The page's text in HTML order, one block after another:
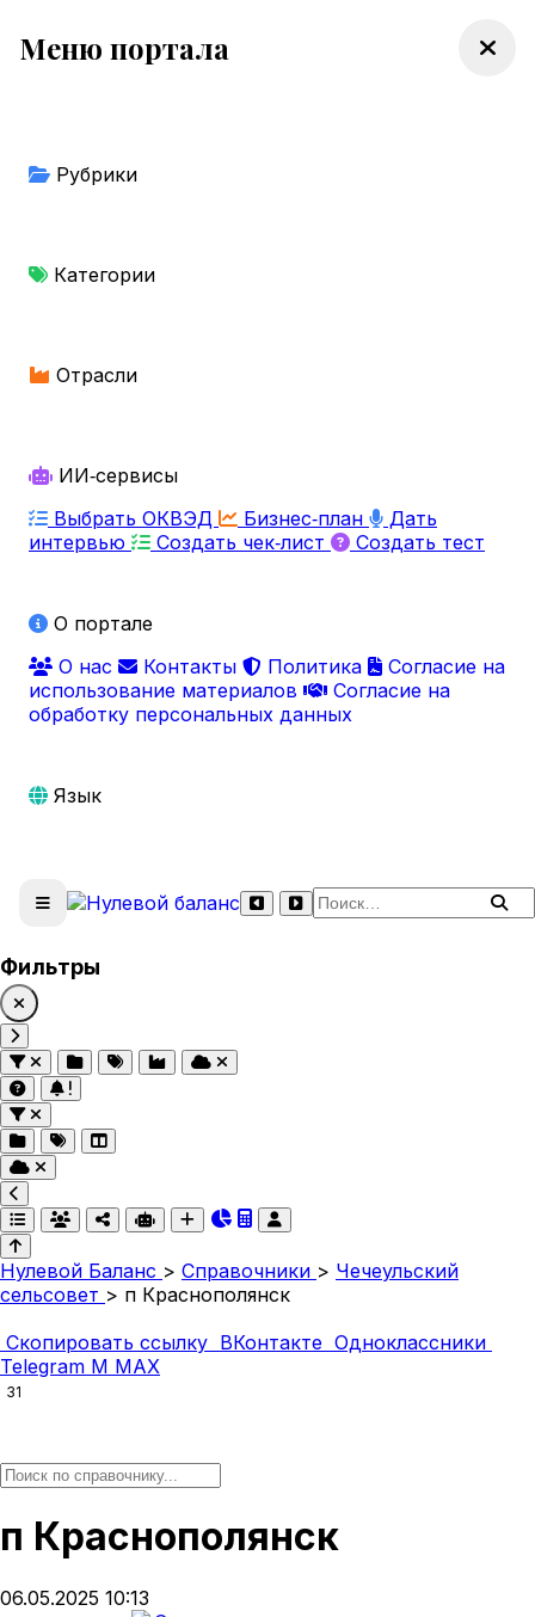
Меню портала
Рубрики
Категории
Отрасли
ИИ‑сервисы
Выбрать ОКВЭД
Бизнес‑план
Дать
интервью
Создать чек‑лист Создать тест
О портале
О нас
Контакты Политика
Согласие на
использование материалов
Согласие на
обработку персональных данных
Язык
Поиск по сайту
Фильтры
Нулевой Баланс > Справочники > Чечеульский
сельсовет > п Краснополянск
Скопировать ссылку ВКонтакте Одноклассники
Telegram M MAX
31
п Краснополянск
06.05.2025 10:13